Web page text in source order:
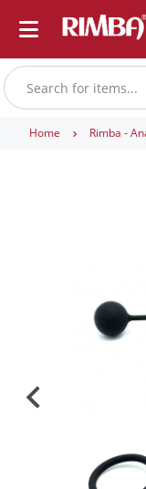
Home Rimba -